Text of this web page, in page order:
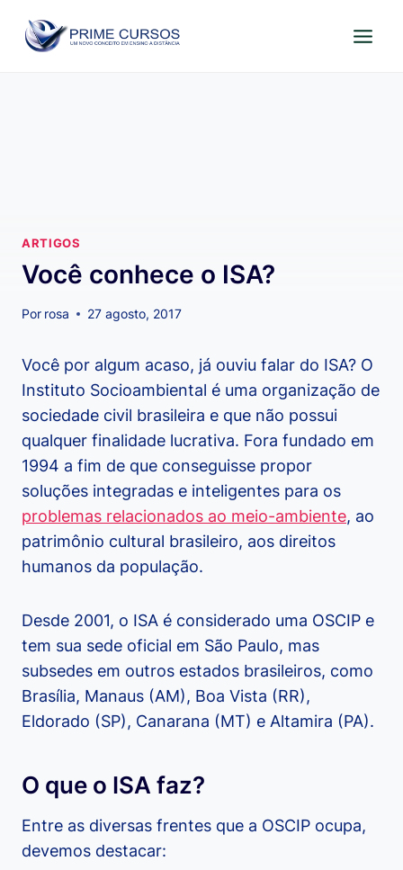
para
ARTIGOS
Você conhece o ISA?
Por rosa 27 agosto, 2017
Você por algum acaso, já ouviu falar do ISA? O
Instituto Socioambiental é uma organização de
sociedade civil brasileira e que não possui
qualquer finalidade lucrativa. Fora fundado em
1994 a fim de que conseguisse propor
soluções integradas e inteligentes para os
problemas relacionados ao meio-ambiente, ao
patrimônio cultural brasileiro, aos direitos
humanos da população.
Desde 2001, o ISA é considerado uma OSCIP e
tem sua sede oficial em São Paulo, mas
subsedes em outros estados brasileiros, como
Brasília, Manaus (AM), Boa Vista (RR),
Eldorado (SP), Canarana (MT) e Altamira (PA).
O que o ISA faz?
Entre as diversas frentes que a OSCIP ocupa,
devemos destacar: